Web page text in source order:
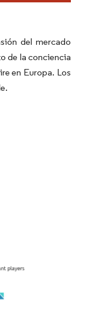
del mercado
de la conciencia
en Europa. Los